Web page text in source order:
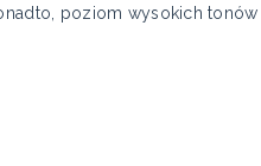
poziom wysokich tonów